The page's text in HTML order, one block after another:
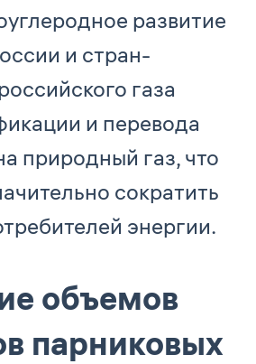
развитие
и стран-
газа
и перевода
природный газ, что
сократить
энергии.
объемов
парниковых